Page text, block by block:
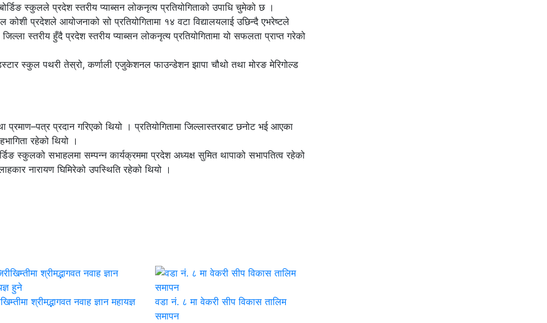
स्कुलले प्रदेश स्तरीय प्याब्सन लोकनृत्य प्रतियोगिताको उपाधि चुमेको छ ।
कोशी प्रदेशले आयोजनाको सो प्रतियोगितामा १४ वटा विद्यालयलाई उछिन्दै एभरेष्टले
स्तरीय हुँदै प्रदेश स्तरीय प्याब्सन लोकनृत्य प्रतियोगितामा यो सफलता प्राप्त गरेको
स्कुल पथरी तेस्रो, कर्णाली एजुकेशनल फाउन्डेशन झापा चौथो तथा मोरङ मेरिगोल्ड
प्रमाण–पत्र प्रदान गरिएको थियो । प्रतियोगितामा जिल्लास्तरबाट छनोट भई आएका
रहेको थियो ।
स्कुलको सभाहलमा सम्पन्न कार्यक्रममा प्रदेश अध्यक्ष सुमित थापाको सभापतित्व रहेको
नारायण घिमिरेको उपस्थिति रहेको थियो ।
श्रीमद्भागवत नवाह ज्ञान महायज्ञ
वडा नं. ८ मा वेकरी सीप विकास तालिम
समापन